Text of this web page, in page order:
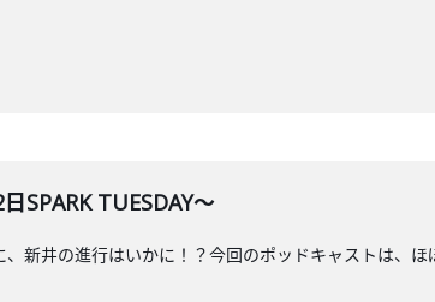
SPARK TUESDAY～
新井の進行はいかに！？今回のポッドキャストは、